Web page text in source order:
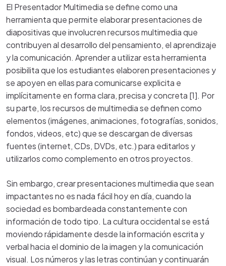
El Presentador Multimedia se define como una
herramienta que permite elaborar presentaciones de
diapositivas que involucren recursos multimedia que
contribuyen al desarrollo del pensamiento, el aprendizaje
y la comunicación. Aprender a utilizar esta herramienta
posibilita que los estudiantes elaboren presentaciones y
se apoyen en ellas para comunicarse explicita e
implícitamente en forma clara, precisa y concreta [1]. Por
su parte, los recursos de multimedia se definen como
elementos (imágenes, animaciones, fotografías, sonidos,
fondos, videos, etc) que se descargan de diversas
fuentes (internet, CDs, DVDs, etc.) para editarlos y
utilizarlos como complemento en otros proyectos.
Sin embargo, crear presentaciones multimedia que sean
impactantes no es nada fácil hoy en día, cuando la
sociedad es bombardeada constantemente con
información de todo tipo. La cultura occidental se está
moviendo rápidamente desde la información escrita y
verbal hacia el dominio de la imagen y la comunicación
visual. Los números y las letras continúan y continuarán